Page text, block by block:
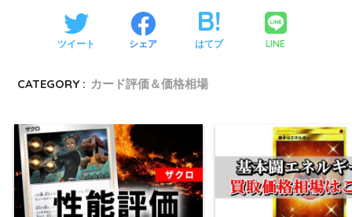
ツイート シェア はてブ LINE
CATEGORY : カード評価＆価格相場